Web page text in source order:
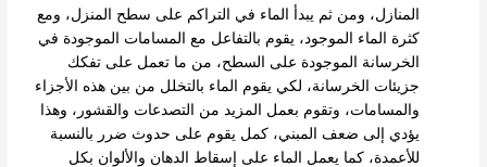
المنازل، ومن ثم يبدأ الماء في التراكم على سطح المنزل، ومع
كثرة الماء الموجود، يقوم بالتفاعل مع المسامات الموجودة في
الخرسانة الموجودة على السطح، من ما تعمل على تفكك
جزيئات الخرسانة، لكي يقوم الماء بالتخلل من بين هذه الأجزاء
والمسامات، وتقوم بعمل المزيد من التصدعات والقشور، وهذا
يؤدي إلى ضعف المبني، كمل يقوم على حدوث ضرر بالنسبة
للأعمدة، كما يعمل الماء على إسقاط الدهان والألوان بكل